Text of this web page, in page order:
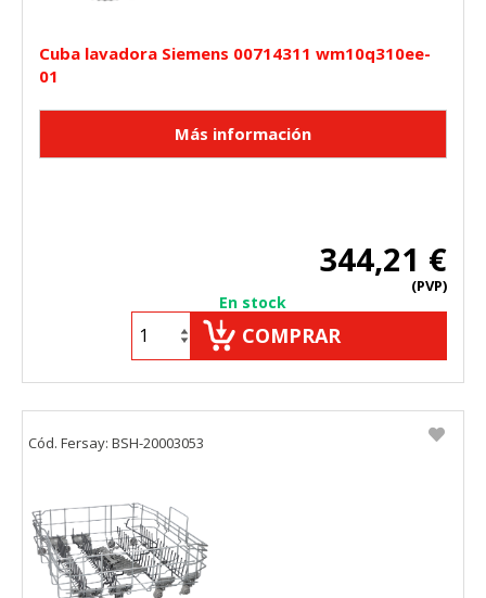
Cuba lavadora Siemens 00714311 wm10q310ee-
01
344,21 €
(PVP)
En stock
COMPRAR
Cód. Fersay: BSH-20003053